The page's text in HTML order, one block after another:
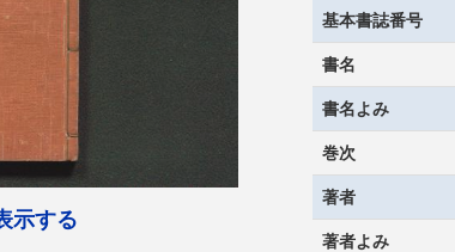
示する
基本書誌番号
書名
書名よみ
巻次
著者
著者よみ